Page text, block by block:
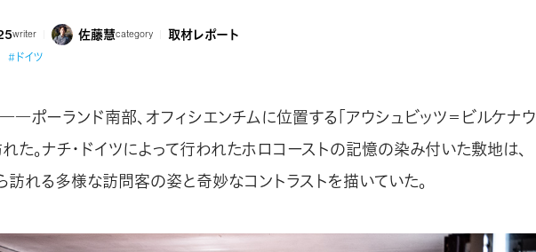
writer 佐藤慧category 取材レポート
#ドイツ
ポーランド南部、オフィシエンチムに位置する「アウシュビッツ＝ビルケナウ
た。ナチ・ドイツによって行われたホロコーストの記憶の染み付いた敷地は、
れる多様な訪問客の姿と奇妙なコントラストを描いていた。